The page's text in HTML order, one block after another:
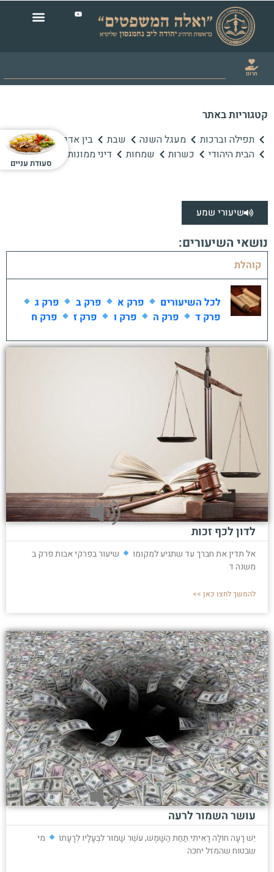
תרום
קטגוריות באתר
תפילה וברכות מעגל השנה שבת
בין אדם לחברו
הבית היהודי
כשרות שמחות דיני ממונות
שיעורי שמע
נושאי השיעורים:
קוהלת
לכל השיעורים פרק א פרק ב
פרק ג
פרק ד
פרק ה פרק ו פרק ז פרק ח
לדון לכף זכות
אל תדין את חברך עד שתגיע למקומו
שיעור בפרקי אבות פרק ב
משנה ד
להמשך לחצו כאן >>
עושר השמור לרעה
יֵשׁ רָעָה חוֹלָה רָאִיתִי תַּחַת הַשָּׁמֶשׁ, עֹשֶׁר שָׁמוּר לִבְעָלָיו לְרָעָתוֹ
מי
שבטוח שהמזל יחכה
סעודת עניים